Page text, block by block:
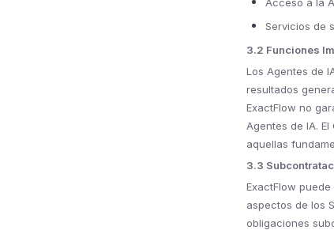
Servicios de
3.2 Funciones
Los Agentes de
resultados
ExactFlow no
Agentes de IA.
aquellas
3.3
ExactFlow
aspectos de los
obligaciones